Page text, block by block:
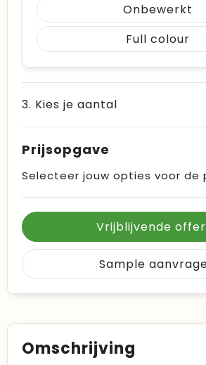
Onbewerkt
Full colour
3. Kies je aantal
Prijsopgave
Selecteer jouw opties voor de
Vrijblijvende
Sample
Omschrijving